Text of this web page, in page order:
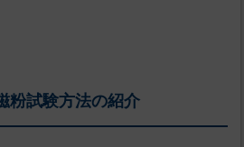
試験方法の紹介